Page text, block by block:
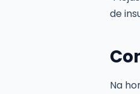
de
Na